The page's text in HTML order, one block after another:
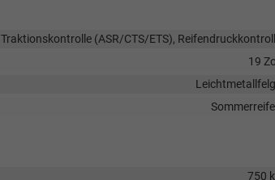
Traktionskontrolle (ASR/CTS/ETS),
19
750